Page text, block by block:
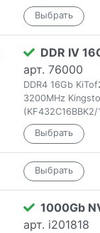
DDR IV
арт. 76000
DDR4 16Gb
3200MHz
(KF432C16BBK2/
1000Gb
арт. i201818